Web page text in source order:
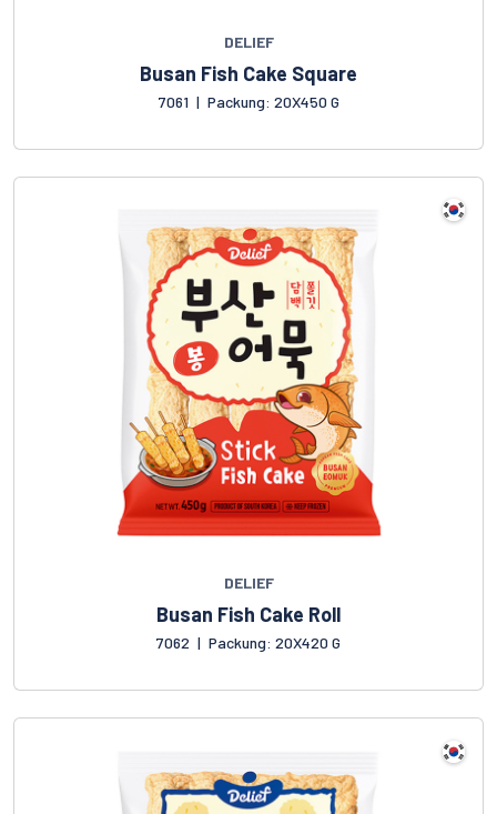
DELIEF
Busan Fish Cake Square
7061 | Packung: 20X450 G
DELIEF
Busan Fish Cake Roll
7062 | Packung: 20X420 G